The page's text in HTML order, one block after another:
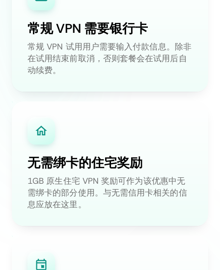
常规 VPN 需要银行卡
常规 VPN 试用用户需要输入付款信息。除非
在试用结束前取消，否则套餐会在试用后自
动续费。
无需绑卡的住宅奖励
1GB 原生住宅 VPN 奖励可作为该优惠中无
需绑卡的部分使用。与无需信用卡相关的信
息应放在这里。